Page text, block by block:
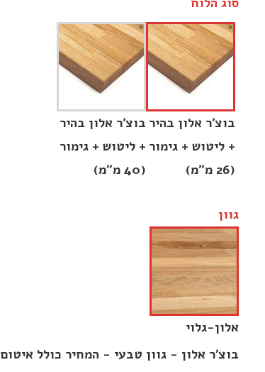
בוצ׳ר אלון בהיר
+ ליטוש + גימור
(26 מ״מ)
בוצ׳ר אלון בהיר
+ ליטוש + גימור
(40 מ״מ)
גוון
אלון-גלוי
בוצ׳ר אלון - גוון טבעי - המחיר כולל